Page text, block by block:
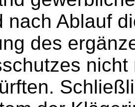
nach Ablauf
des